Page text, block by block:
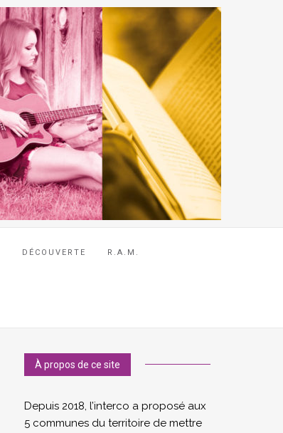
DÉCOUVERTE R.A.M.
À propos de ce site
Depuis 2018, l’interco a proposé aux
5 communes du territoire de mettre